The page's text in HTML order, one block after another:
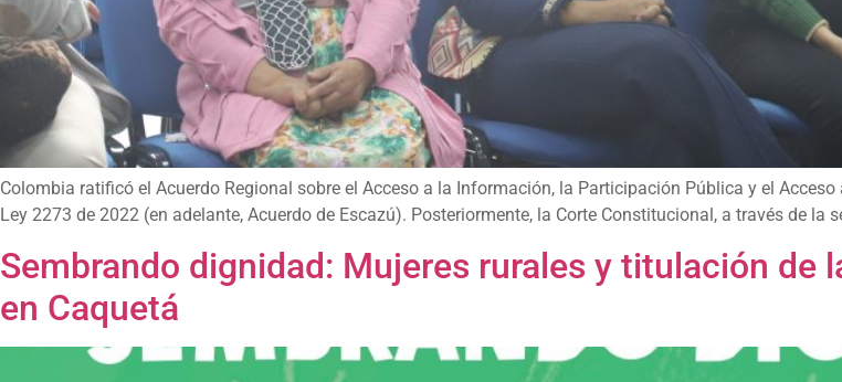
Colombia ratificó el Acuerdo Regional sobre el Acceso a la Información, la Participación Pública y el
Ley 2273 de 2022 (en adelante, Acuerdo de Escazú). Posteriormente, la Corte Constitucional, a través de la
Sembrando dignidad: Mujeres rurales y titulación
en Caquetá